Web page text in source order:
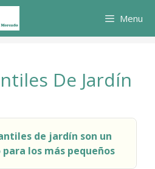
Menu
De Jardín
de jardín son un
los más pequeños